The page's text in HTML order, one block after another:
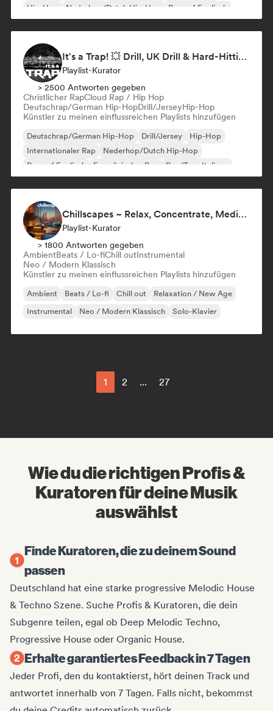
Hip-Hop
Nederhop/Dutch Hip-Hop
Rap auf Englisch
It's a Trap! 💥 Drill, UK Drill & Hard-Hitting Trap
Playlist-Kurator
> 2500 Antworten gegeben
Christlicher RapCloud Rap / Hip Hop
Deutschrap/German Hip-HopDrill/JerseyHip-Hop
Künstler zu meinen einflussreichen Playlists hinzufügen
Deutschrap/German Hip-Hop Drill/Jersey
Hip-Hop
Internationaler Rap
Nederhop/Dutch Hip-Hop
Rap auf Englisch
Französischer Rap Rap/Trap Italiano
Chillscapes ~ Relax, Concentrate, Meditate, Sleep, Dream
Playlist-Kurator
> 1800 Antworten gegeben
AmbientBeats / Lo-fiChill outInstrumental
Neo / Modern Klassisch
Künstler zu meinen einflussreichen Playlists hinzufügen
Ambient Beats / Lo-fi Chill out
Relaxation / New Age
Instrumental
Neo / Modern Klassisch Solo-Klavier
1 2 ... 27
Wie du die richtigen Profis &
Kuratoren für deine Musik
auswählst
Finde Kuratoren, die zu deinem Sound
passen
Deutschland hat eine starke progressive Melodic House
& Techno Szene. Suche Profis & Kuratoren, die dein
Subgenre teilen, egal ob Deep Melodic Techno,
Progressive House oder Organic House.
Erhalte garantiertes Feedback in 7 Tagen
Jeder Profi, den du kontaktierst, hört deinen Track und
antwortet innerhalb von 7 Tagen. Falls nicht, bekommst